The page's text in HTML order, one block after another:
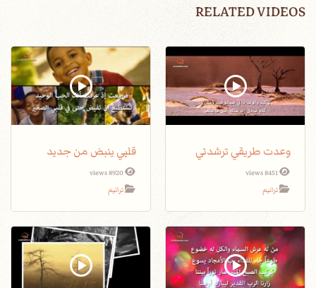
RELATED VIDEOS
وعدت طريقي ترشدني
8451 views
ترانيم
قلبي ينبض من جديد
8920 views
ترانيم